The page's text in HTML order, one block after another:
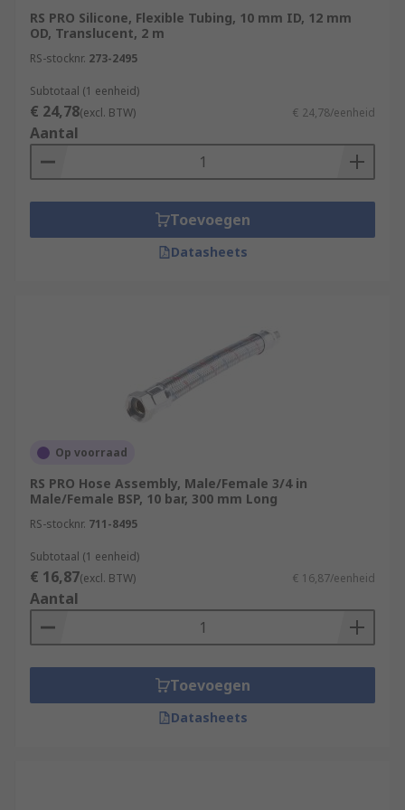
RS PRO Silicone, Flexible Tubing, 10 mm ID, 12 mm
OD, Translucent, 2 m
RS-stocknr. 273-2495
Subtotaal (1 eenheid)
€ 24,78(excl. BTW) € 24,78/eenheid
Aantal
Toevoegen
Datasheets
Op voorraad
RS PRO Hose Assembly, Male/Female 3/4 in
Male/Female BSP, 10 bar, 300 mm Long
RS-stocknr. 711-8495
Subtotaal (1 eenheid)
€ 16,87(excl. BTW) € 16,87/eenheid
Aantal
Toevoegen
Datasheets